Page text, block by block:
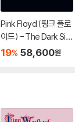
Pink Floyd (핑크 플로
이드) - The Dark Sid
e Of The Moon [LP]
19% 58,600원